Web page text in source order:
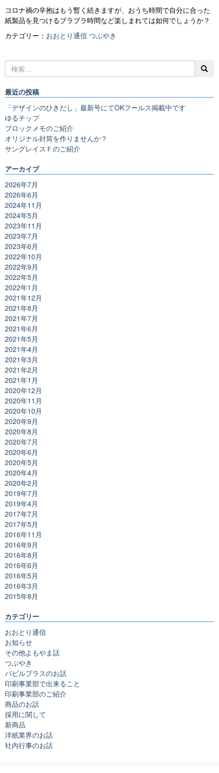
コロナ禍の辛抱はもう暫く続きますが、おうち時間で自分に合った
紙製品を見つけるブラブラ時間など楽しまれては如何でしょうか？
カテゴリー： おおとり通信 つぶやき
最近の投稿
「デザインのひきだし」最新号にてOKフールス掲載中です
ゆるチップ
ブロックメモのご紹介
オリジナル封筒を作りませんか？
サングレイスＦのご紹介
アーカイブ
2026年7月
2026年6月
2024年11月
2024年5月
2023年11月
2023年7月
2023年6月
2022年10月
2022年9月
2022年5月
2022年1月
2021年12月
2021年8月
2021年7月
2021年6月
2021年5月
2021年4月
2021年3月
2021年2月
2021年1月
2020年12月
2020年11月
2020年10月
2020年9月
2020年8月
2020年7月
2020年6月
2020年5月
2020年4月
2020年2月
2019年7月
2019年4月
2017年7月
2017年5月
2016年11月
2016年9月
2016年8月
2016年6月
2016年5月
2016年3月
2015年8月
カテゴリー
おおとり通信
お知らせ
その他よもやま話
つぶやき
パピルプラスのお話
印刷事業部で出来ること
印刷事業部のご紹介
商品のお話
採用に関して
新商品
洋紙業界のお話
社内行事のお話